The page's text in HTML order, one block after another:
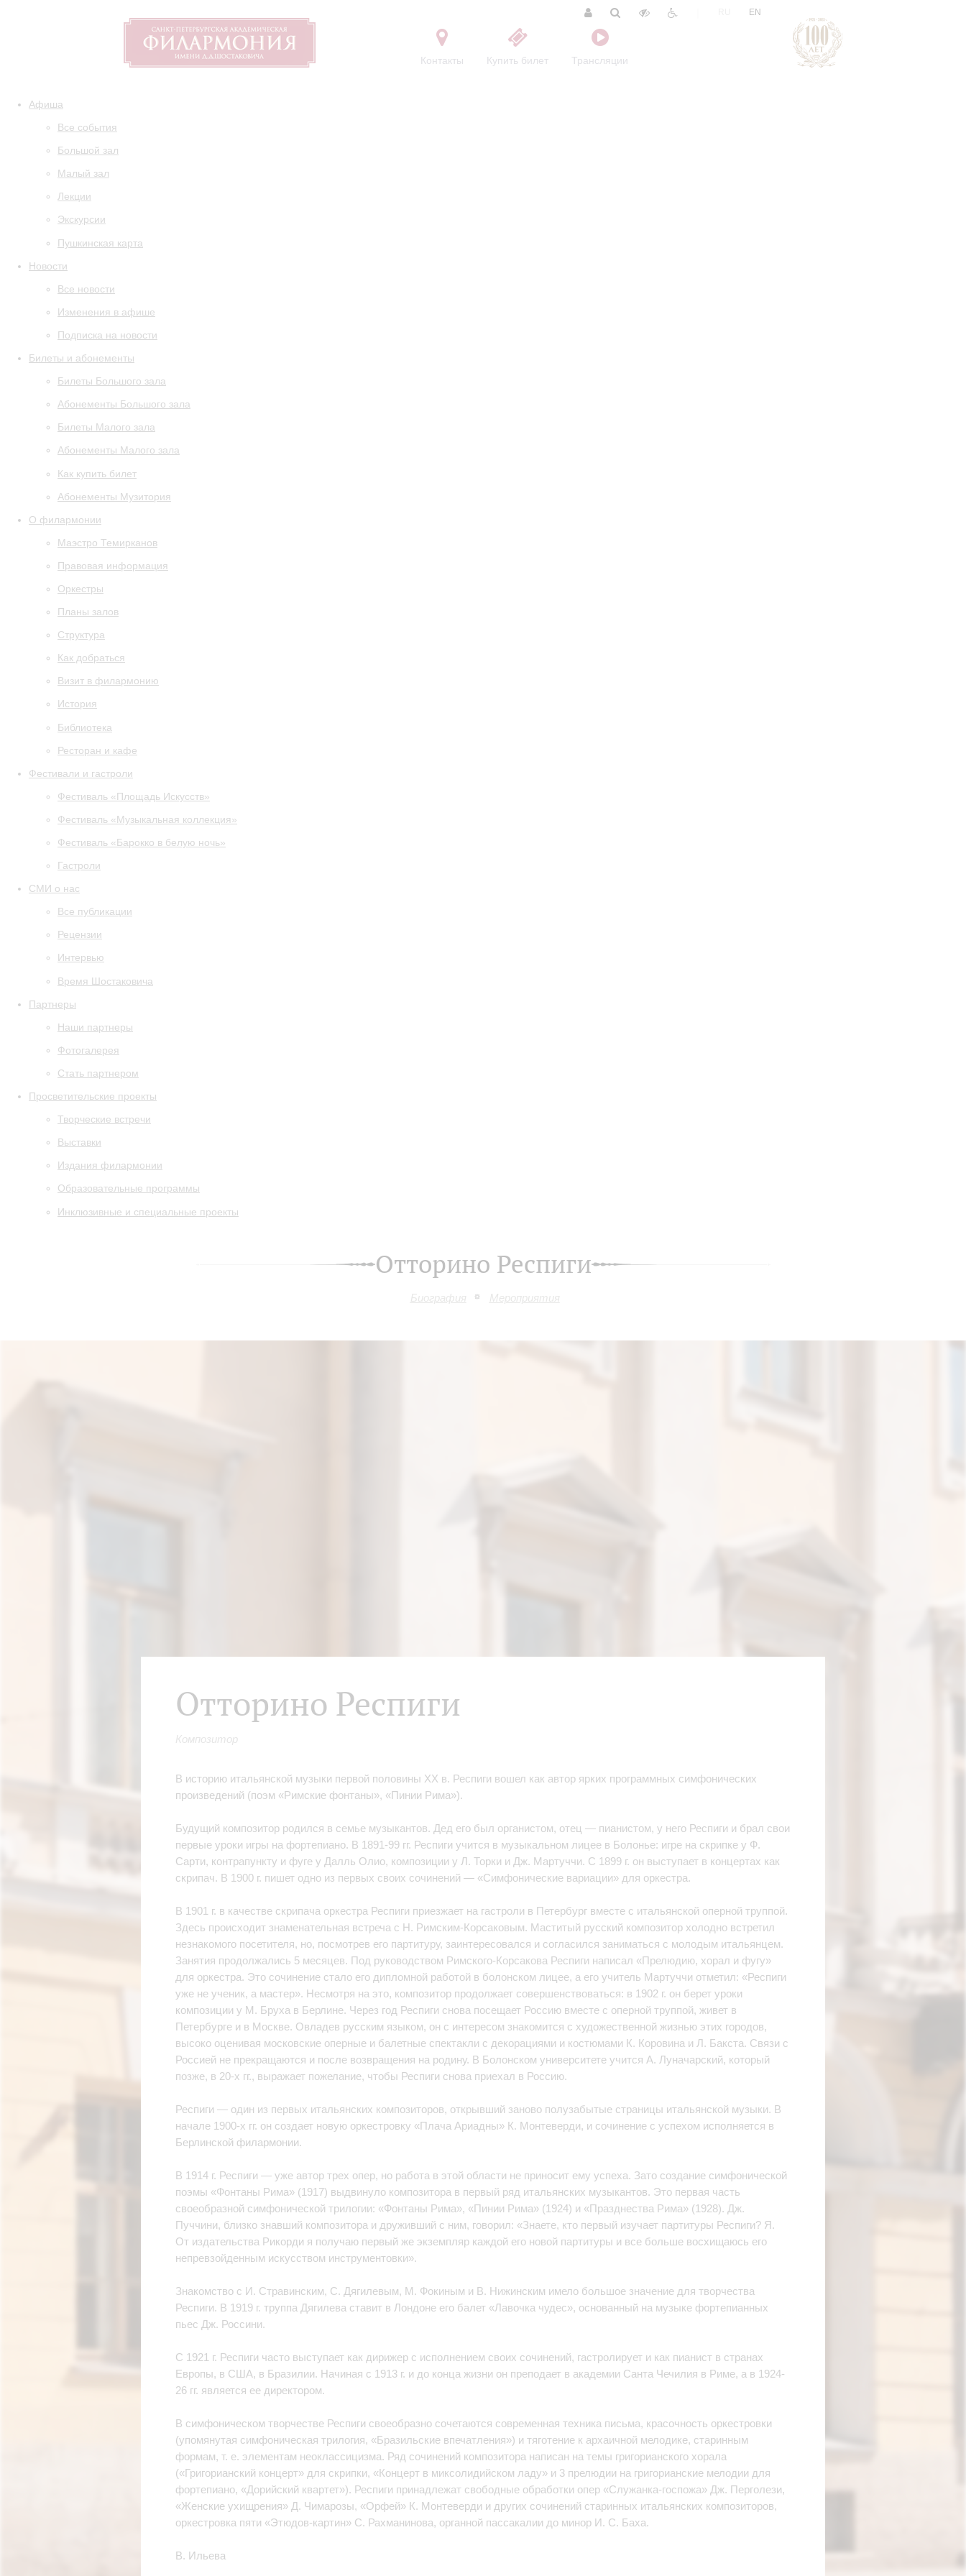
Контакты Купить билет Трансляции
EN
Афиша
Все события
Большой зал
Малый зал
Лекции
Экскурсии
Пушкинская карта
Новости
Все новости
Изменения в афише
Подписка на новости
Билеты и абонементы
Билеты Большого зала
Абонементы Большого зала
Билеты Малого зала
Абонементы Малого зала
Как купить билет
Абонементы Музитория
О филармонии
Маэстро Темирканов
Правовая информация
Оркестры
Планы залов
Структура
Как добраться
Визит в филармонию
История
Библиотека
Ресторан и кафе
Фестивали и гастроли
Фестиваль «Площадь Искусств»
Фестиваль «Музыкальная коллекция»
Фестиваль «Барокко в белую ночь»
Гастроли
СМИ о нас
Все публикации
Рецензии
Интервью
Время Шостаковича
Партнеры
Наши партнеры
Фотогалерея
Стать партнером
Просветительские проекты
Творческие встречи
Выставки
Издания филармонии
Образовательные программы
Инклюзивные и специальные проекты
Отторино Респиги
Биография Мероприятия
Отторино Респиги
Композитор
В историю итальянской музыки первой половины XX в. Респиги вошел как автор ярких программных симфонических
произведений (поэм «Римские фонтаны», «Пинии Рима»).
Будущий композитор родился в семье музыкантов. Дед его был органистом, отец — пианистом, у него Респиги и брал свои
первые уроки игры на фортепиано. В 1891-99 гг. Респиги учится в музыкальном лицее в Болонье: игре на скрипке у Ф.
Сарти, контрапункту и фуге у Далль Олио, композиции у Л. Торки и Дж. Мартуччи. С 1899 г. он выступает в концертах как
скрипач. В 1900 г. пишет одно из первых своих сочинений — «Симфонические вариации» для оркестра.
В 1901 г. в качестве скрипача оркестра Респиги приезжает на гастроли в Петербург вместе с итальянской оперной труппой.
Здесь происходит знаменательная встреча с Н. Римским-Корсаковым. Маститый русский композитор холодно встретил
незнакомого посетителя, но, посмотрев его партитуру, заинтересовался и согласился заниматься с молодым итальянцем.
Занятия продолжались 5 месяцев. Под руководством Римского-Корсакова Респиги написал «Прелюдию, хорал и фугу»
для оркестра. Это сочинение стало его дипломной работой в болонском лицее, а его учитель Мартуччи отметил: «Респиги
уже не ученик, а мастер». Несмотря на это, композитор продолжает совершенствоваться: в 1902 г. он берет уроки
композиции у М. Бруха в Берлине. Через год Респиги снова посещает Россию вместе с оперной труппой, живет в
Петербурге и в Москве. Овладев русским языком, он с интересом знакомится с художественной жизнью этих городов,
высоко оценивая московские оперные и балетные спектакли с декорациями и костюмами К. Коровина и Л. Бакста. Связи с
Россией не прекращаются и после возвращения на родину. В Болонском университете учится А. Луначарский, который
позже, в 20-х гг., выражает пожелание, чтобы Респиги снова приехал в Россию.
Респиги — один из первых итальянских композиторов, открывший заново полузабытые страницы итальянской музыки. В
начале 1900-х гг. он создает новую оркестровку «Плача Ариадны» К. Монтеверди, и сочинение с успехом исполняется в
Берлинской филармонии.
В 1914 г. Респиги — уже автор трех опер, но работа в этой области не приносит ему успеха. Зато создание симфонической
поэмы «Фонтаны Рима» (1917) выдвинуло композитора в первый ряд итальянских музыкантов. Это первая часть
своеобразной симфонической трилогии: «Фонтаны Рима», «Пинии Рима» (1924) и «Празднества Рима» (1928). Дж.
Пуччини, близко знавший композитора и друживший с ним, говорил: «Знаете, кто первый изучает партитуры Респиги? Я.
От издательства Рикорди я получаю первый же экземпляр каждой его новой партитуры и все больше восхищаюсь его
непревзойденным искусством инструментовки».
Знакомство с И. Стравинским, С. Дягилевым, М. Фокиным и В. Нижинским имело большое значение для творчества
Респиги. В 1919 г. труппа Дягилева ставит в Лондоне его балет «Лавочка чудес», основанный на музыке фортепианных
пьес Дж. Россини.
С 1921 г. Респиги часто выступает как дирижер с исполнением своих сочинений, гастролирует и как пианист в странах
Европы, в США, в Бразилии. Начиная с 1913 г. и до конца жизни он преподает в академии Санта Чечилия в Риме, а в 1924-
26 гг. является ее директором.
В симфоническом творчестве Респиги своеобразно сочетаются современная техника письма, красочность оркестровки
(упомянутая симфоническая трилогия, «Бразильские впечатления») и тяготение к архаичной мелодике, старинным
формам, т. е. элементам неоклассицизма. Ряд сочинений композитора написан на темы григорианского хорала
(«Григорианский концерт» для скрипки, «Концерт в миксолидийском ладу» и 3 прелюдии на григорианские мелодии для
фортепиано, «Дорийский квартет»). Респиги принадлежат свободные обработки опер «Служанка-госпожа» Дж. Перголези,
«Женские ухищрения» Д. Чимарозы, «Орфей» К. Монтеверди и других сочинений старинных итальянских композиторов,
оркестровка пяти «Этюдов-картин» С. Рахманинова, органной пассакалии до минор И. С. Баха.
В. Ильева